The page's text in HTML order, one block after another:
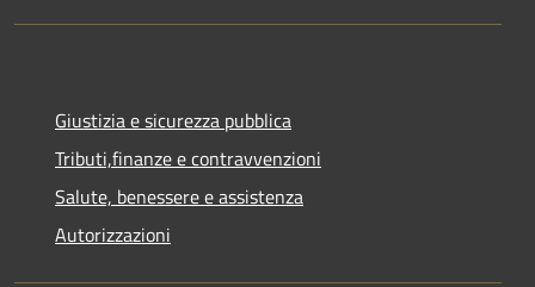
Giustizia e sicurezza pubblica
Tributi,finanze e contravvenzioni
Salute, benessere e assistenza
Autorizzazioni